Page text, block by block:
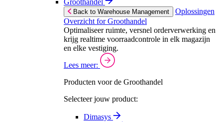
Groothandel
Back to Warehouse Management
Oplossingen
Overzicht for Groothandel
Optimaliseer ruimte, versnel orderverwerking en
krijg realtime voorraadcontrole in elk magazijn
en elke vestiging.
Lees meer:
Producten voor de Groothandel
Selecteer jouw product:
Dimasys